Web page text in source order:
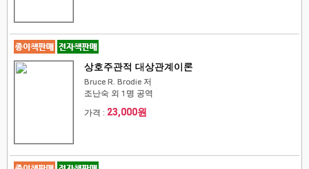
상호주관적 대상관계이론
Bruce R. Brodie 저
조난숙 외 1명 공역
가격 : 23,000원